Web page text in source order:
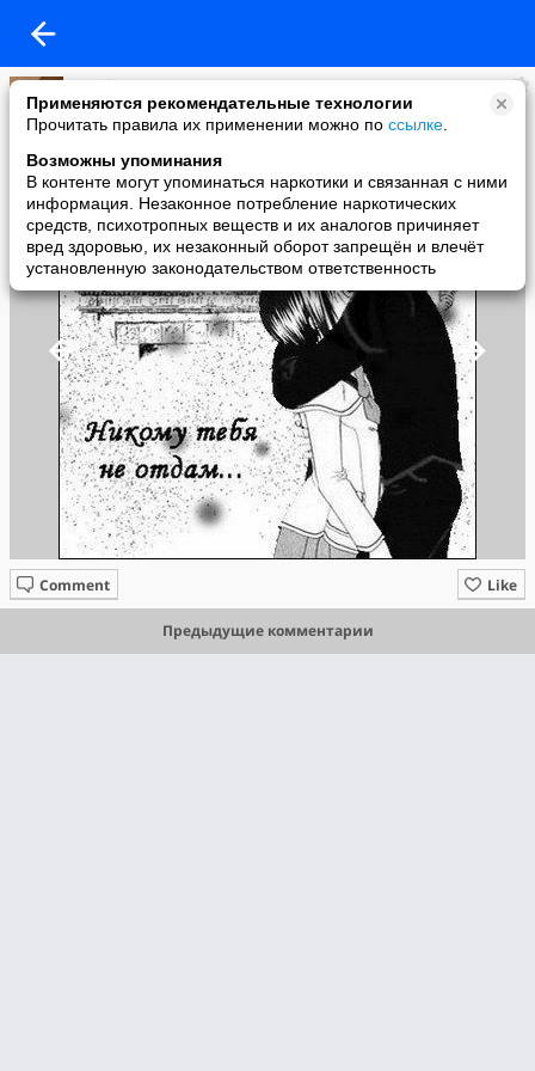
Применяются рекомендательные технологии
Прочитать правила их применении можно по ссылке
Возможны упоминания
В контенте могут упоминаться наркотики и связанная с ними
информация. Незаконное потребление наркотических
средств, психотропных веществ и их аналогов причиняет
вред здоровью, их незаконный оборот запрещён и влечёт
установленную законодательством ответственность
Magik
added a photo
13 Jun в 18:32
Like
Comment
Предыдущие комментарии